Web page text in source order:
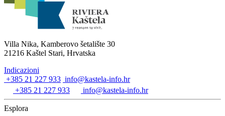
Villa Nika, Kamberovo šetalište 30
21216 Kaštel Stari, Hrvatska
Indicazioni
+385 21 227 933 info@kastela-info.hr
+385 21 227 933
info@kastela-info.hr
Esplora